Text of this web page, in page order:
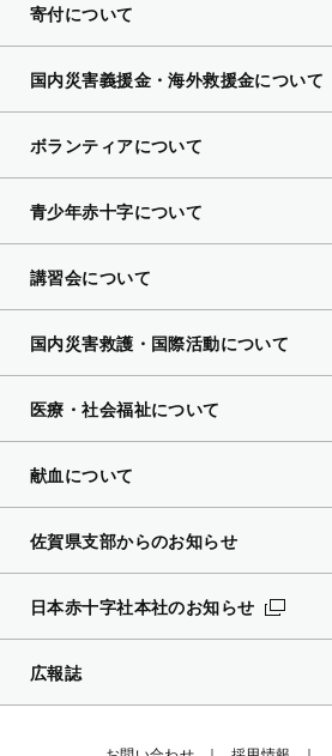
寄付について
国内災害義援金・海外救援金について
ボランティアについて
青少年赤十字について
講習会について
国内災害救護・国際活動について
医療・社会福祉について
献血について
佐賀県支部からのお知らせ
日本赤十字社本社のお知らせ
広報誌